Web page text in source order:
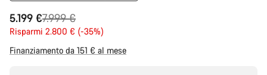
5.199 €
Prezzo
originale
7.999 €
Risparmi 2.800 € (-35%)
Finanziamento da 151 € al mese